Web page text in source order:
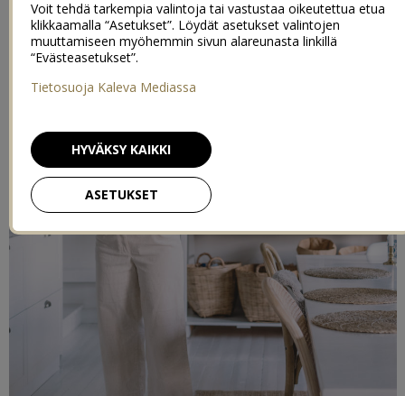
Voit tehdä tarkempia valintoja tai vastustaa oikeutettua etua
klikkaamalla “Asetukset”. Löydät asetukset valintojen
muuttamiseen myöhemmin sivun alareunasta linkillä
“Evästeasetukset”.
Tietosuoja Kaleva Mediassa
ASETUKSET
HYVÄKSY KAIKKI